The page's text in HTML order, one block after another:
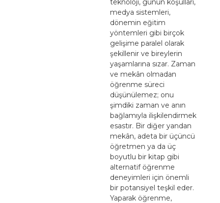
teknoloji, günün koşulları,
medya sistemleri,
dönemin eğitim
yöntemleri gibi birçok
gelişime paralel olarak
şekillenir ve bireylerin
yaşamlarına sızar. Zaman
ve mekân olmadan
öğrenme süreci
düşünülemez; onu
şimdiki zaman ve anın
bağlamıyla ilişkilendirmek
esastır. Bir diğer yandan
mekân, adeta bir üçüncü
öğretmen ya da üç
boyutlu bir kitap gibi
alternatif öğrenme
deneyimleri için önemli
bir potansiyel teşkil eder.
Yaparak öğrenme,